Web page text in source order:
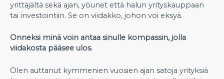
yrittäjältä sekä ajan, yöunet että halun yrityskauppaan
tai investointiin. Se on viidakko, johon voi eksyä.
Onneksi minä voin antaa sinulle kompassin, jolla
viidakosta pääsee ulos.
Olen auttanut kymmenien vuosien ajan satoja yrityksiä